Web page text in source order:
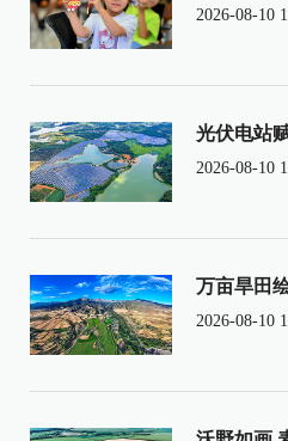
2026-08-10
光伏电站
2026-08-10
万亩旱田
2026-08-10